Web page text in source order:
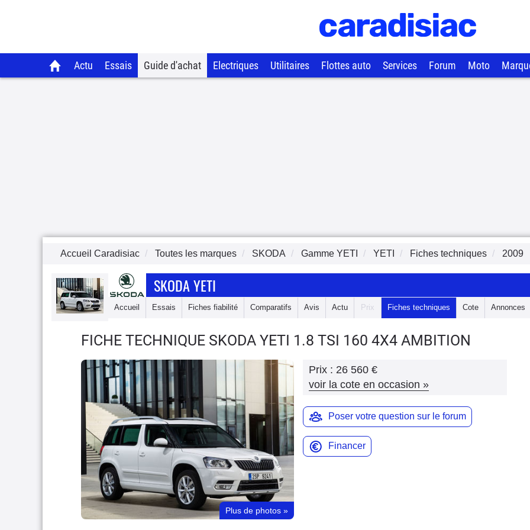
Actu Essais Guide d'achat Electriques Utilitaires Flottes auto Services Forum Moto
Accueil Caradisiac Toutes les marques SKODA Gamme YETI YETI Fiches techniques 2009
SKODA YETI
Accueil Essais Fiches fiabilité Comparatifs Avis Actu Prix Fiches techniques Cote Annonces
FICHE TECHNIQUE SKODA YETI 1.8 TSI 160 4X4 AMBITION
Plus de photos »
Prix : 26 560 €
voir la cote en occasion »
Poser votre question sur le forum
Financer